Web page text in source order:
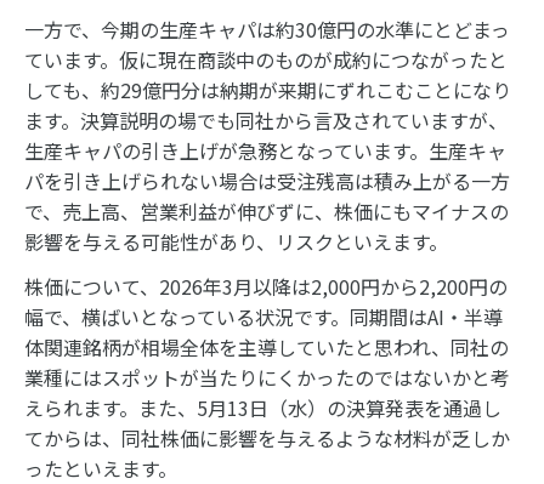
一方で、今期の生産キャパは約30億円の水準にとどまっ
ています。仮に現在商談中のものが成約につながったと
しても、約29億円分は納期が来期にずれこむことになり
ます。決算説明の場でも同社から言及されていますが、
生産キャパの引き上げが急務となっています。生産キャ
パを引き上げられない場合は受注残高は積み上がる一方
で、売上高、営業利益が伸びずに、株価にもマイナスの
影響を与える可能性があり、リスクといえます。
株価について、2026年3月以降は2,000円から2,200円の
幅で、横ばいとなっている状況です。同期間はAI・半導
体関連銘柄が相場全体を主導していたと思われ、同社の
業種にはスポットが当たりにくかったのではないかと考
えられます。また、5月13日（水）の決算発表を通過し
てからは、同社株価に影響を与えるような材料が乏しか
ったといえます。